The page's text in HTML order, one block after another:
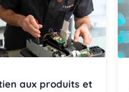
aux produits et